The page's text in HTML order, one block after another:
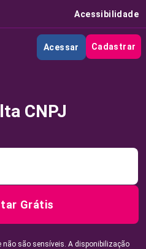
Acessibilidade
Acessar Cadastrar
CNPJ
Grátis
não são sensíveis. A disponibilização